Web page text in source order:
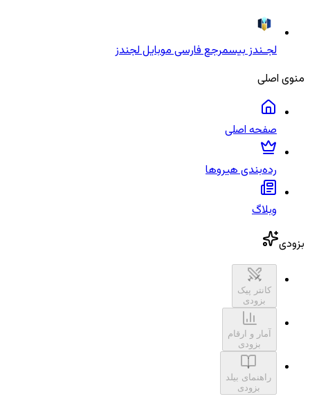
لجـندز بیسمرجع فارسی موبایل لجندز
منوی اصلی
صفحه اصلی
رده‌بندی هیروها
وبلاگ
بزودی
کانتر پیک
بزودی
آمار و ارقام
بزودی
راهنمای بیلد
بزودی